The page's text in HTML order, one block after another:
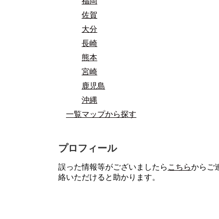
佐賀
大分
長崎
熊本
宮崎
鹿児島
沖縄
一覧マップから探す
プロフィール
誤った情報等がございましたら こちらからご
絡いただけると助かります。